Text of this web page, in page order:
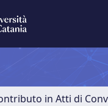
in Atti di